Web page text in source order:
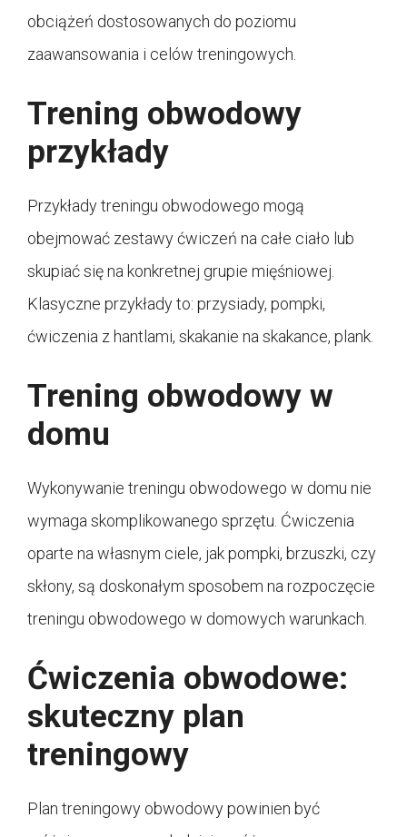
obciążeń dostosowanych do poziomu
zaawansowania i celów treningowych.
Trening obwodowy
przykłady
Przykłady treningu obwodowego mogą
obejmować zestawy ćwiczeń na całe ciało lub
skupiać się na konkretnej grupie mięśniowej.
Klasyczne przykłady to: przysiady, pompki,
ćwiczenia z hantlami, skakanie na skakance, plank.
Trening obwodowy w
domu
Wykonywanie treningu obwodowego w domu nie
wymaga skomplikowanego sprzętu. Ćwiczenia
oparte na własnym ciele, jak pompki, brzuszki, czy
skłony, są doskonałym sposobem na rozpoczęcie
treningu obwodowego w domowych warunkach.
Ćwiczenia obwodowe:
skuteczny plan
treningowy
Plan treningowy obwodowy powinien być